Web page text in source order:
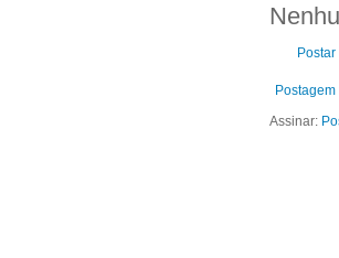
Assinar: